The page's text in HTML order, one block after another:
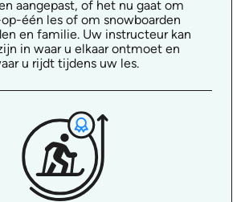
aangepast, of het nu gaat om
één les of om snowboarden
en familie. Uw instructeur kan
in waar u elkaar ontmoet en
u rijdt tijdens uw les.